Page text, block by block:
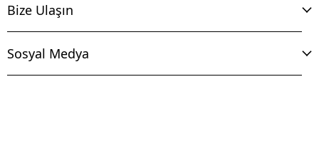
Bize Ulaşın
Sosyal Medya